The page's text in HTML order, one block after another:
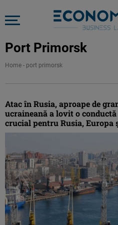
Port Primorsk
Home - port primorsk
Atac în Rusia, aproape de
ucraineană a lovit o
crucial pentru Rusia, Europa